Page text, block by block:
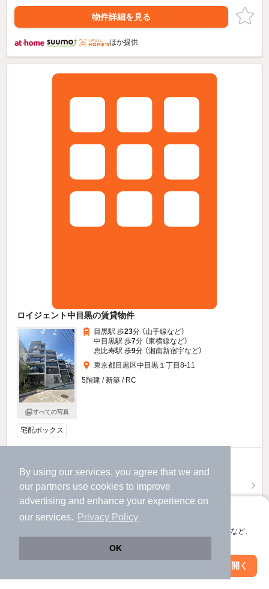
By using our services, you agree that we and
our partners use cookies to improve
advertising and enhance your experience on
our services.
Privacy Policy
OK
アプリに切り替えて、サクサクお部屋探し
会員登録なしですぐ使える。マップ検索やお気に入り保存など、
アプリを開く
物件詳細を見る
ほか提供
ロイジェント中目黒の賃貸物件
すべての写真
目黒駅 歩23分 （山手線など）
中目黒駅 歩7分 （東横線など）
恵比寿駅 歩9分 （湘南新宿宇など）
東京都目黒区中目黒１丁目8-11
5階建 / 新築 / RC
宅配ボックス
（管理費10,000円）
提供
絞り込み条件を変更